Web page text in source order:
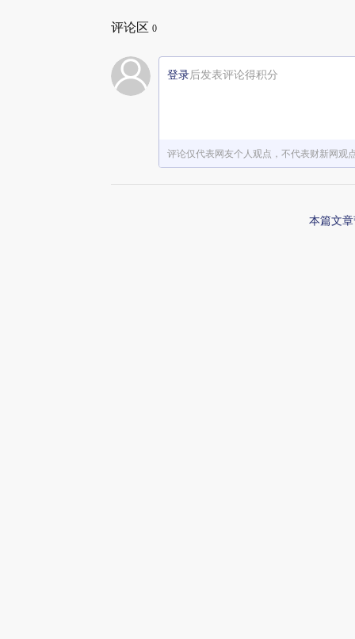
评论区 0
登录后发表评论得积分
评论仅代表网友个人观点，不代表财新网观
本篇文